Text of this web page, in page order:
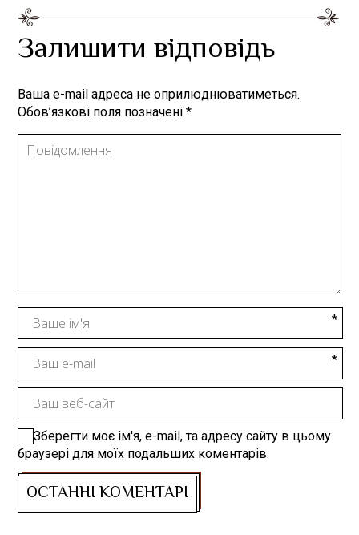
Залишити відповідь
Ваша e-mail адреса не оприлюднюватиметься.
Обов’язкові поля позначені*
Зберегти моє ім'я, e-mail, та адресу сайту в цьому
браузері для моїх подальших коментарів.